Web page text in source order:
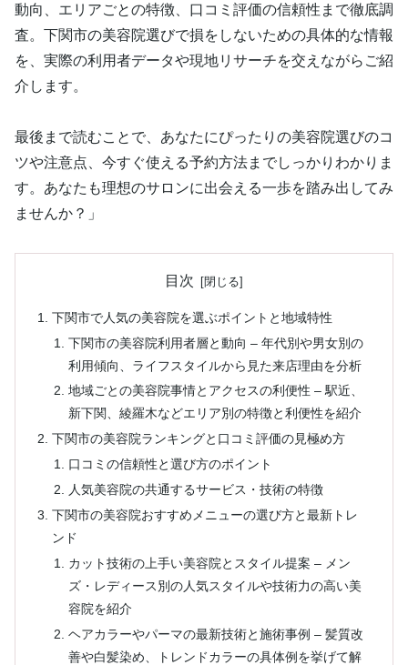
動向、エリアごとの特徴、口コミ評価の信頼性まで徹底調
査。下関市の美容院選びで損をしないための具体的な情報
を、実際の利用者データや現地リサーチを交えながらご紹
介します。
最後まで読むことで、あなたにぴったりの美容院選びのコ
ツや注意点、今すぐ使える予約方法までしっかりわかりま
す。あなたも理想のサロンに出会える一歩を踏み出してみ
ませんか？」
目次
下関市で人気の美容院を選ぶポイントと地域特性
下関市の美容院利用者層と動向 – 年代別や男女別の
利用傾向、ライフスタイルから見た来店理由を分析
地域ごとの美容院事情とアクセスの利便性 – 駅近、
新下関、綾羅木などエリア別の特徴と利便性を紹介
下関市の美容院ランキングと口コミ評価の見極め方
口コミの信頼性と選び方のポイント
人気美容院の共通するサービス・技術の特徴
下関市の美容院おすすめメニューの選び方と最新トレ
ンド
カット技術の上手い美容院とスタイル提案 – メン
ズ・レディース別の人気スタイルや技術力の高い美
容院を紹介
ヘアカラーやパーマの最新技術と施術事例 – 髪質改
善や白髪染め、トレンドカラーの具体例を挙げて解